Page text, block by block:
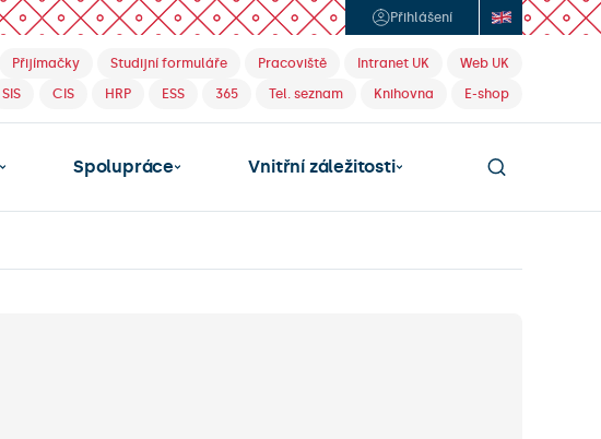
Přihlášení
Přijímačky Studijní formuláře Pracoviště Intranet UK
Web UK
SIS
CIS HRP ESS 365 Tel. seznam Knihovna E-shop
Spolupráce Vnitřní záležitosti